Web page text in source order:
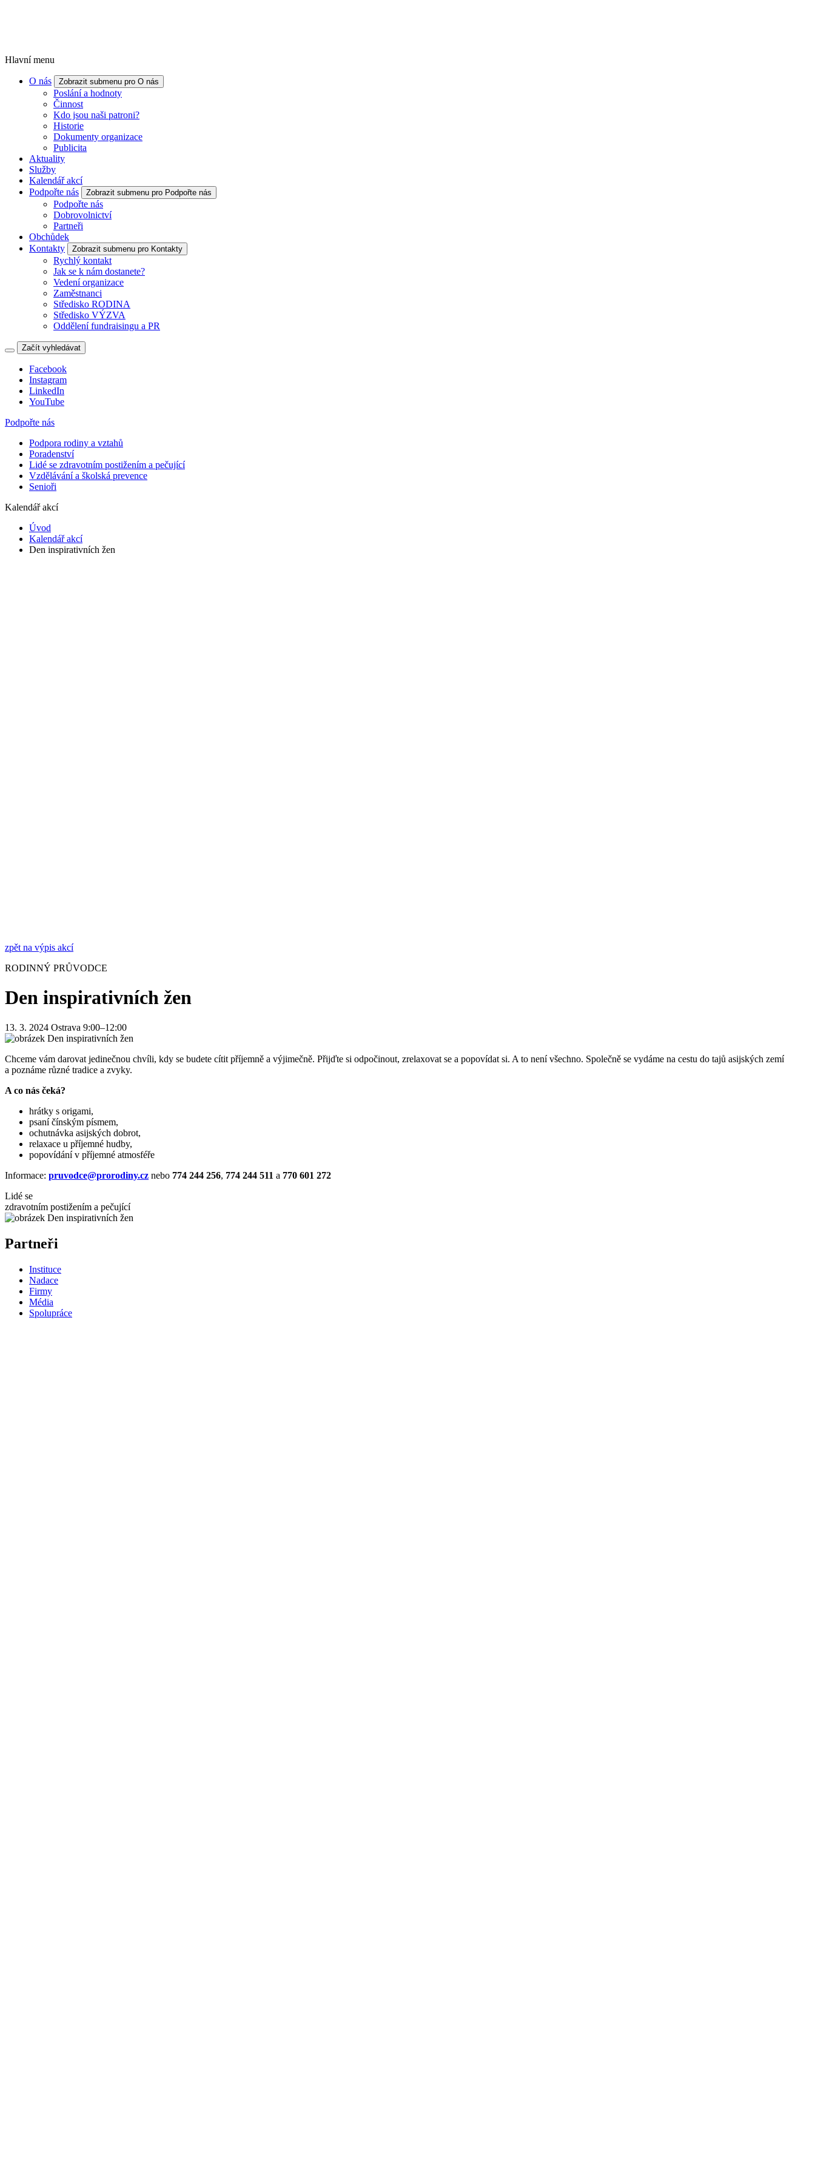
Hlavní menu
O nás Zobrazit submenu pro O nás
Poslání a hodnoty
Činnost
Kdo jsou naši patroni?
Historie
Dokumenty organizace
Publicita
Aktuality
Služby
Kalendář akcí
Podpořte nás
Zobrazit submenu pro Podpořte nás
Podpořte nás
Dobrovolnictví
Partneři
Obchůdek
Kontakty
Zobrazit submenu pro Kontakty
Rychlý kontakt
Jak se k nám dostanete?
Vedení organizace
Zaměstnanci
Středisko RODINA
Středisko VÝZVA
Oddělení fundraisingu a PR
Začít vyhledávat
Facebook
Instagram
LinkedIn
YouTube
Podpořte nás
Podpora rodiny a vztahů
Poradenství
Lidé se zdravotním postižením a pečující
Vzdělávání a školská prevence
Senioři
Kalendář akcí
Úvod
Kalendář akcí
Den inspirativních žen
zpět na výpis akcí
RODINNÝ PRŮVODCE
Den inspirativních žen
13. 3. 2024 Ostrava 9:00–12:00
Chceme vám darovat jedinečnou chvíli, kdy se budete cítit příjemně a výjimečně. Přijďte si odpočinout, zrelaxovat se a popovídat si. A to není všechno. Společně se vydáme na cestu do tajů asijských zemí
a poznáme různé tradice a zvyky.
A co nás čeká?
hrátky s origami,
psaní čínským písmem,
ochutnávka asijských dobrot,
relaxace u příjemné hudby,
popovídání v příjemné atmosféře
Informace: pruvodce@prorodiny.cz nebo 774 244 256, 774 244 511 a 770 601 272
Lidé se
zdravotním postižením a pečující
Partneři
Instituce
Nadace
Firmy
Média
Spolupráce